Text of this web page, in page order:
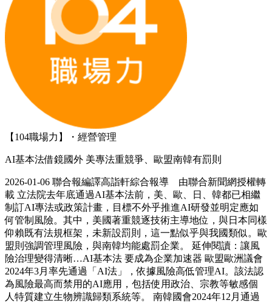
【104職場力】・經營管理
AI基本法借鏡國外 美專法重競爭、歐盟南韓有罰則
2026-01-06 聯合報編譯高詣軒綜合報導 由聯合新聞網授權轉
載 立法院去年底通過AI基本法前，美、歐、日、韓都已相繼
制訂AI專法或政策計畫，目標不外乎推進AI研發並明定應如
何管制風險。其中，美國著重競逐技術主導地位，與日本同樣
仰賴既有法規框架，未新設罰則，這一點似乎與我國類似。歐
盟則強調管理風險，與南韓均能處罰企業。 延伸閱讀：讓風
險治理變得清晰…AI基本法 要成為企業加速器 歐盟歐洲議會
2024年3月率先通過「AI法」，依據風險高低管理AI。該法認
為風險最高而禁用的AI應用，包括使用政治、宗教等敏感個
人特質建立生物辨識歸類系統等。 南韓國會2024年12月通過